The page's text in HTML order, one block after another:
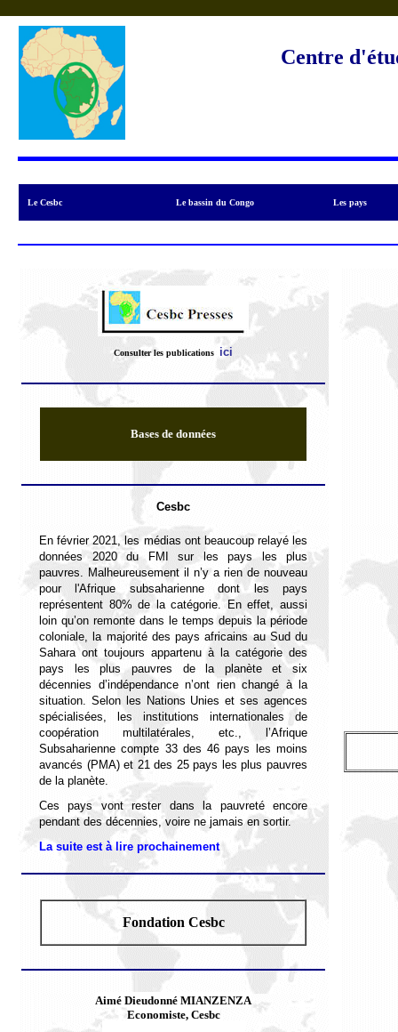
Centre
Le Cesbc Le bassin du Congo Les pays
Consulter les publications ici
Bases de données
Cesbc
En février 2021, les médias ont beaucoup relayé les
données 2020 du FMI sur les pays les plus
pauvres. Malheureusement il n’y a rien de nouveau
pour l'Afrique subsaharienne dont les pays
représentent 80% de la catégorie. En effet, aussi
loin qu’on remonte dans le temps depuis la période
coloniale, la majorité des pays africains au Sud du
Sahara ont toujours appartenu à la catégorie des
pays les plus pauvres de la planète et six
décennies d’indépendance n’ont rien changé à la
situation. Selon les Nations Unies et ses agences
spécialisées, les institutions internationales de
coopération multilatérales, etc., l ’Afrique
Subsaharienne compte 33 des 46 pays les moins
avancés (PMA) et 21 des 25 pays les plus pauvres
de la planète.
Ces pays vont rester dans la pauvreté encore
pendant des décennies, voire ne jamais en sortir.
La suite est à lire prochainement
Fondation Cesbc
Aimé Dieudonné MIANZENZA
Economiste, Cesbc